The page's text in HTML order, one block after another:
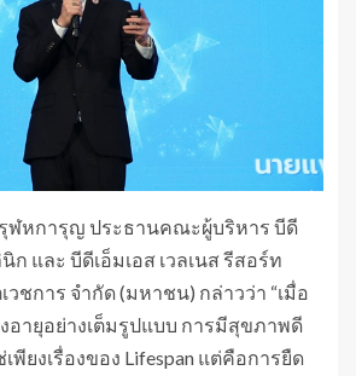
ฬหการุญ ประธานคณะผู้บริหาร บีดี
ก และ บีดีเอ็มเอส เวลเนส รีสอร์ท
วชการ จำกัด (มหาชน) กล่าวว่า “เมื่อ
อายุอย่างเต็มรูปแบบ การมีสุขภาพดี
พียงเรื่องของ Lifespan แต่คือการยืด